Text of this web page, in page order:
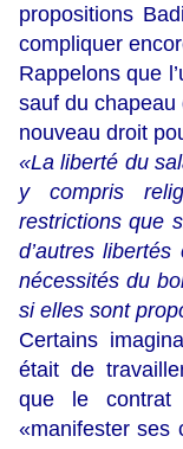
propositions
compliquer
Rappelons que
sauf du
nouveau droit
«La liberté du
y compris
restrictions que
d’autres
nécessités du
si elles sont
Certains
était de
que le
«manifester ses